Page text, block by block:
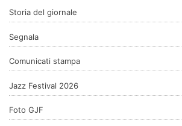
Storia del giornale
Segnala
Comunicati stampa
Jazz Festival 2026
Foto GJF